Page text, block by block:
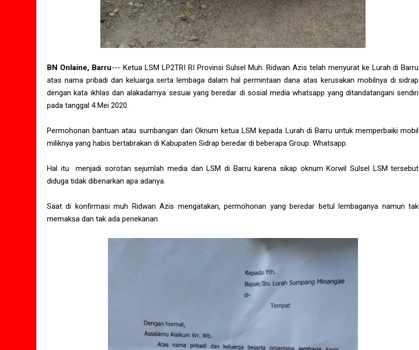
BN Onlaine, Barru--- Ketua LSM LP2TRI RI Provinsi Sulsel Muh. Ridwan Azis telah menyurat ke Lurah di Barru
atas nama pribadi dan keluarga serta lembaga dalam hal permintaan dana atas kerusakan mobilnya di sidrap
dengan kata ikhlas dan alakadarnya sesuai yang beredar di sosial media whatsapp yang ditandatangani sendiri
pada tanggal 4 Mei 2020.
Permohonan bantuan atau sumbangan dari Oknum ketua LSM kepada Lurah di Barru untuk memperbaiki mobil
miliknya yang habis bertabrakan di Kabupaten Sidrap beredar di beberapa Group. Whatsapp.
Hal itu menjadi sorotan sejumlah media dan LSM di Barru karena sikap oknum Korwil Sulsel LSM tersebut
diduga tidak dibenarkan apa adanya.
Saat di konfirmasi muh Ridwan Azis mengatakan, permohonan yang beredar betul lembaganya namun tak
memaksa dan tak ada penekanan.